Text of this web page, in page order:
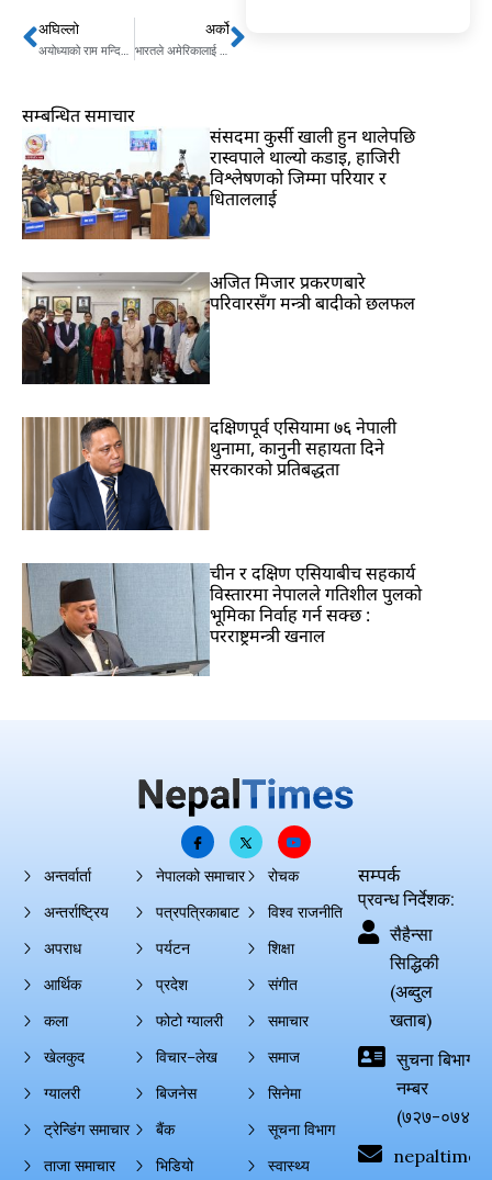
Prev
अघिल्लो
अयोध्याको राम मन्दिरलाई नेपालले के उपहार दिँदैछ ?
अर्को
भारतले अमेरिकालाई टेर्न छाड्यो Next
सम्बन्धित समाचार
संसदमा कुर्सी खाली हुन थालेपछि
रास्वपाले थाल्यो कडाइ, हाजिरी
विश्लेषणको जिम्मा परियार र
धिताललाई
अजित मिजार प्रकरणबारे
परिवारसँग मन्त्री बादीको छलफल
दक्षिणपूर्व एसियामा ७६ नेपाली
थुनामा, कानुनी सहायता दिने
सरकारको प्रतिबद्धता
चीन र दक्षिण एसियाबीच सहकार्य
विस्तारमा नेपालले गतिशील पुलको
भूमिका निर्वाह गर्न सक्छ :
परराष्ट्रमन्त्री खनाल
अन्तर्वार्ता
अन्तर्राष्ट्रिय
अपराध
आर्थिक
कला
खेलकुद
ग्यालरी
ट्रेन्डिंग समाचार
ताजा समाचार
नेपालको समाचार
पत्रपत्रिकाबाट
पर्यटन
प्रदेश
फोटो ग्यालरी
विचार–लेख
बिजनेस
बैंक
भिडियो
रोचक
विश्व राजनीति
शिक्षा
संगीत
समाचार
समाज
सिनेमा
सूचना विभाग
स्वास्थ्य
सम्पर्क
प्रवन्ध निर्देशक:
सैहैन्सा
सिद्धिकी
(अब्दुल
खताब)
सुचना बिभाग
नम्बर
(७२७-०७४-